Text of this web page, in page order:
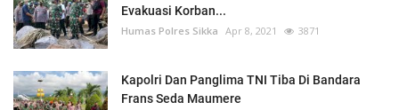
Evakuasi Korban...
Humas Polres Sikka Apr 8, 2021 3871
Kapolri Dan Panglima TNI Tiba Di Bandara
Frans Seda Maumere